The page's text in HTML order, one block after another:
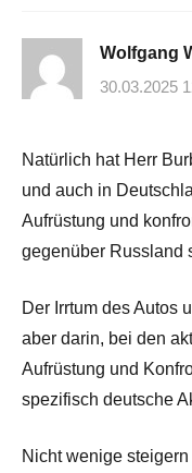
Wolfgang
30.03.2025
Natürlich hat Herr
und auch in
Aufrüstung und
gegenüber Russland
Der Irrtum des Autos
aber darin, bei den
Aufrüstung und
spezifisch deutsche
Nicht wenige